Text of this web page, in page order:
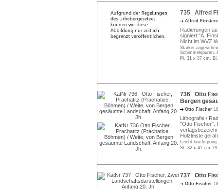
735 Alfred
Alfred
Radierungen
signiert "A.
Nicht im WVZ
Stärker
Schimmelspuren.
Pl. 31 x 37 cm,
736 Otto
Bergen
Otto Fischer
Lithografie /
"Otto Fischer".
Holzleiste
Leicht knickspurig.
St. 32 x 41 cm,
737 Otto
Otto Fischer